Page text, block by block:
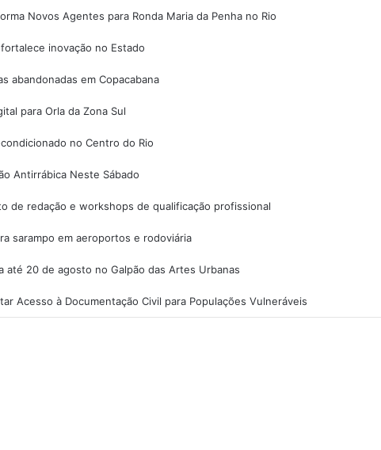
Novos Agentes para Ronda Maria da Penha no Rio
inovação no Estado
abandonadas em Copacabana
para Orla da Zona Sul
no Centro do Rio
Antirrábica Neste Sábado
de redação e workshops de qualificação profissional
sarampo em aeroportos e rodoviária
até 20 de agosto no Galpão das Artes Urbanas
Acesso à Documentação Civil para Populações Vulneráveis